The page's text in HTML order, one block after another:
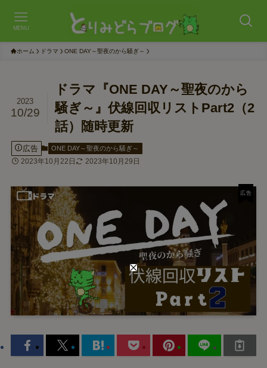
MENU
ホーム ドラマ ONE DAY～聖夜のから騒ぎ～
ドラマ『ONE DAY～聖夜のから
騒ぎ～』伏線回収リストPart2（2
話）随時更新
2023
10/29
広告 ONE DAY～聖夜のから騒ぎ～
2023年10月22日 2023年10月29日